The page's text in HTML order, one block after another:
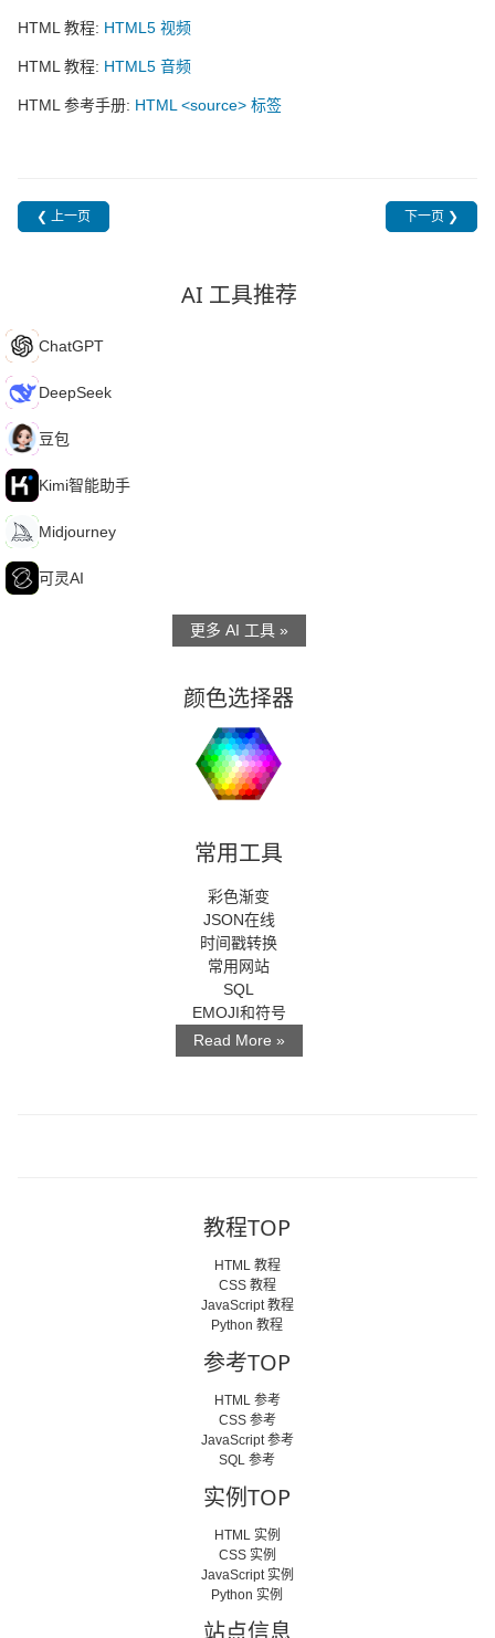
HTML 教程: HTML5 视频
HTML 教程: HTML5 音频
HTML 参考手册: HTML <source> 标签
❮ 上一页 下一页 ❯
AI 工具推荐
C ChatGPT
D DeepSeek
豆 豆包
K Kimi智能助手
M Midjourney
可 可灵AI
更多 AI 工具 »
颜色选择器
常用工具
彩色渐变
JSON在线
时间戳转换
常用网站
SQL
EMOJI和符号
Read More »
教程TOP
HTML 教程
CSS 教程
JavaScript 教程
Python 教程
参考TOP
HTML 参考
CSS 参考
JavaScript 参考
SQL 参考
实例TOP
HTML 实例
CSS 实例
JavaScript 实例
Python 实例
站点信息